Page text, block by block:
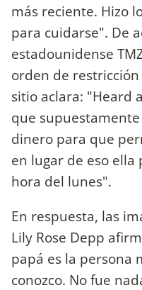
más reciente. Hizo
para cuidarse". De
estadounidense
orden de
sitio aclara: "Heard
que
dinero para que
en lugar de eso
hora del lunes".
En respuesta, las
Lily Rose Depp
papá es la persona
conozco. No fue